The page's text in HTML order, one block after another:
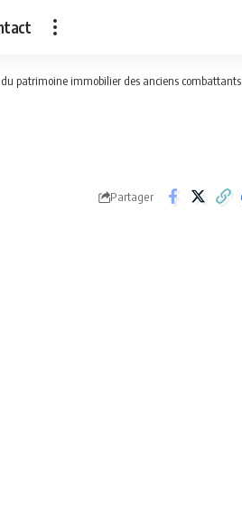
patrimoine immobilier des anciens combattants.
Partager